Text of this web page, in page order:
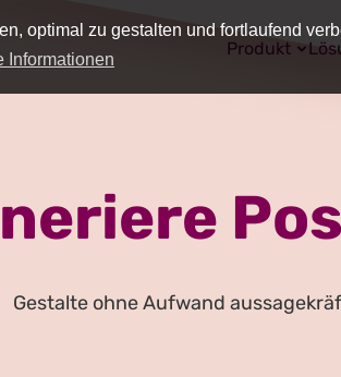
optimal zu gestalten und fortlaufend
Informationen
Produkt
Gestalte ohne Aufwand